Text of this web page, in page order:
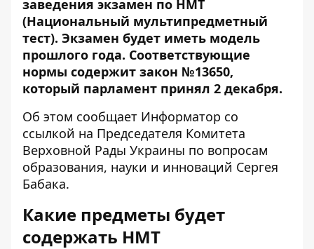
заведения экзамен по НМТ
(Национальный мультипредметный
тест). Экзамен будет иметь модель
прошлого года. Соответствующие
нормы содержит закон №13650,
который парламент принял 2 декабря.
Об этом сообщает Информатор со
ссылкой на Председателя Комитета
Верховной Рады Украины по вопросам
образования, науки и инноваций Сергея
Бабака.
Какие предметы будет
содержать НМТ